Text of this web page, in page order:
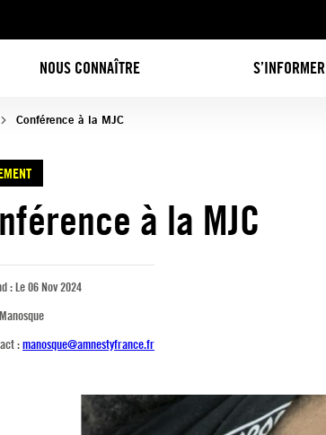
NOUS CONNAÎTRE S’INFORMER
Conférence à la MJC
à la MJC
:Le 06 Nov 2024
Manosque
:manosque@amnestyfrance.fr